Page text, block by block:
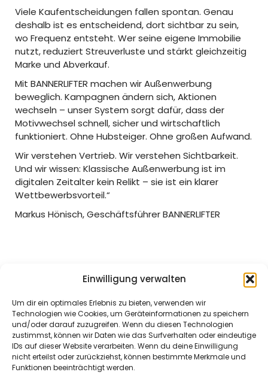
Einwilligung verwalten
Um dir ein optimales Erlebnis zu bieten, verwenden wir
Technologien wie Cookies, um Geräteinformationen zu speichern
und/oder darauf zuzugreifen. Wenn du diesen Technologien
zustimmst, können wir Daten wie das Surfverhalten oder eindeutige
IDs auf dieser Website verarbeiten. Wenn du deine Einwilligung
nicht erteilst oder zurückziehst, können bestimmte Merkmale und
Funktionen beeinträchtigt werden.
Viele Kaufentscheidungen fallen spontan. Genau
deshalb ist es entscheidend, dort sichtbar zu sein,
wo Frequenz entsteht. Wer seine eigene Immobilie
nutzt, reduziert Streuverluste und stärkt gleichzeitig
Marke und Abverkauf.
Mit BANNERLIFTER machen wir Außenwerbung
beweglich. Kampagnen ändern sich, Aktionen
wechseln – unser System sorgt dafür, dass der
Motivwechsel schnell, sicher und wirtschaftlich
funktioniert. Ohne Hubsteiger. Ohne großen Aufwand.
Wir verstehen Vertrieb. Wir verstehen Sichtbarkeit.
Und wir wissen: Klassische Außenwerbung ist im
digitalen Zeitalter kein Relikt – sie ist ein klarer
Wettbewerbsvorteil.“
Markus Hönisch, Geschäftsführer BANNERLIFTER